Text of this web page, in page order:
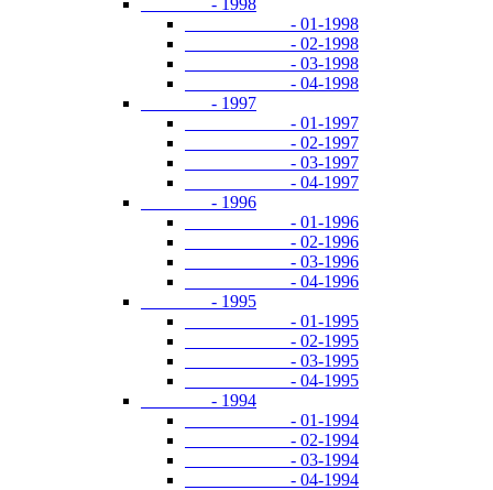
- 1998
- 01-1998
- 02-1998
- 03-1998
- 04-1998
- 1997
- 01-1997
- 02-1997
- 03-1997
- 04-1997
- 1996
- 01-1996
- 02-1996
- 03-1996
- 04-1996
- 1995
- 01-1995
- 02-1995
- 03-1995
- 04-1995
- 1994
- 01-1994
- 02-1994
- 03-1994
- 04-1994